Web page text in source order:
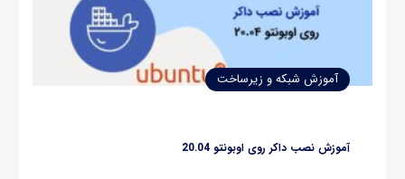
آموزش شبکه و زیرساخت
آموزش نصب داکر روی اوبونتو 20.04